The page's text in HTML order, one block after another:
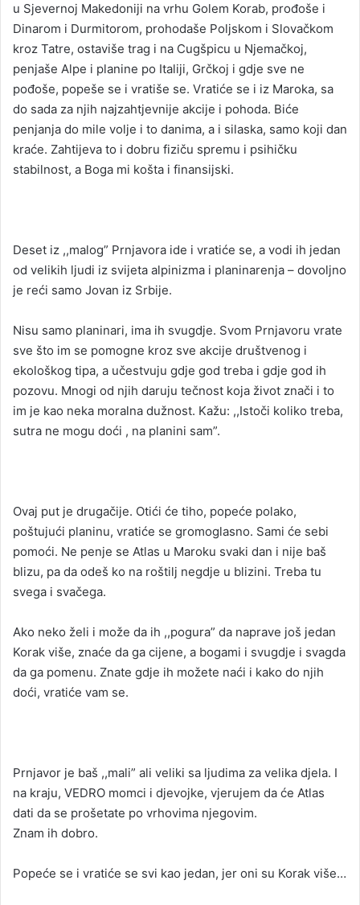
u Sjevernoj Makedoniji na vrhu Golem Korab, prođoše i
Dinarom i Durmitorom, prohodaše Poljskom i Slovačkom
kroz Tatre, ostaviše trag i na Cugšpicu u Njemačkoj,
penjaše Alpe i planine po Italiji, Grčkoj i gdje sve ne
pođoše, popeše se i vratiše se. Vratiće se i iz Maroka, sa
do sada za njih najzahtjevnije akcije i pohoda. Biće
penjanja do mile volje i to danima, a i silaska, samo koji dan
kraće. Zahtijeva to i dobru fiziču spremu i psihičku
stabilnost, a Boga mi košta i finansijski.
Deset iz ,,malog” Prnjavora ide i vratiće se, a vodi ih jedan
od velikih ljudi iz svijeta alpinizma i planinarenja – dovoljno
je reći samo Jovan iz Srbije.
Nisu samo planinari, ima ih svugdje. Svom Prnjavoru vrate
sve što im se pomogne kroz sve akcije društvenog i
ekološkog tipa, a učestvuju gdje god treba i gdje god ih
pozovu. Mnogi od njih daruju tečnost koja život znači i to
im je kao neka moralna dužnost. Kažu: ,,Istoči koliko treba,
sutra ne mogu doći , na planini sam”.
Ovaj put je drugačije. Otići će tiho, popeće polako,
poštujući planinu, vratiće se gromoglasno. Sami će sebi
pomoći. Ne penje se Atlas u Maroku svaki dan i nije baš
blizu, pa da odeš ko na roštilj negdje u blizini. Treba tu
svega i svačega.
Ako neko želi i može da ih ,,pogura” da naprave još jedan
Korak više, znaće da ga cijene, a bogami i svugdje i svagda
da ga pomenu. Znate gdje ih možete naći i kako do njih
doći, vratiće vam se.
Prnjavor je baš ,,mali” ali veliki sa ljudima za velika djela. I
na kraju, VEDRO momci i djevojke, vjerujem da će Atlas
dati da se prošetate po vrhovima njegovim.
Znam ih dobro.
Popeće se i vratiće se svi kao jedan, jer oni su Korak više…